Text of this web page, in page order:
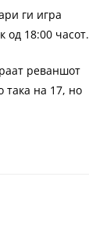
ги игра
од 18:00 часот.
реваншот
така на 17, но